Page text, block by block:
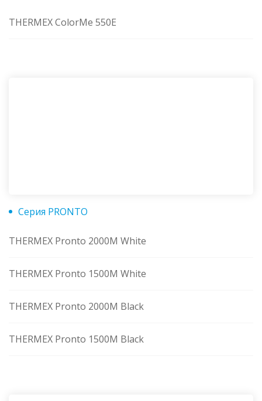
THERMEX ColorMe 550E
Серия PRONTO
THERMEX Pronto 2000M White
THERMEX Pronto 1500M White
THERMEX Pronto 2000M Black
THERMEX Pronto 1500M Black